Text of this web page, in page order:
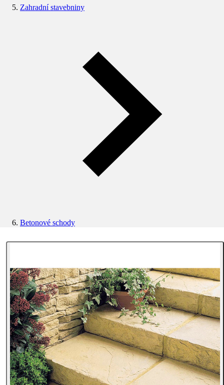
Zahradní stavebniny
Betonové schody